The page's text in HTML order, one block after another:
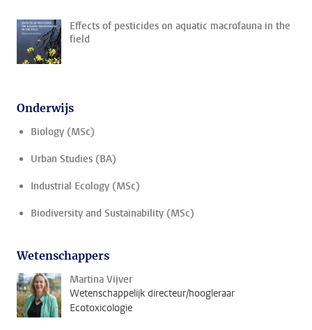
Effects of pesticides on aquatic macrofauna in the
field
Onderwijs
Biology (MSc)
Urban Studies (BA)
Industrial Ecology (MSc)
Biodiversity and Sustainability (MSc)
Wetenschappers
Martina Vijver
Wetenschappelijk directeur/hoogleraar
Ecotoxicologie